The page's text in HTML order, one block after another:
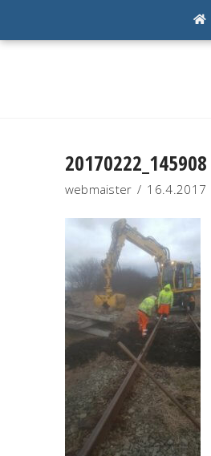
20170222_145908
webmaister 16.4.2017